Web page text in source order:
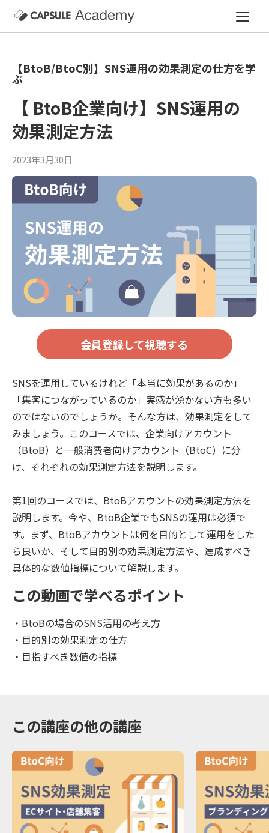
【BtoB/BtoC別】SNS運用の効果測定の仕方を学
ぶ
【 BtoB企業向け】SNS運用の
効果測定方法
2023年3月30日
会員登録して視聴する
SNSを運用しているけれど「本当に効果があるのか」
「集客につながっているのか」実感が湧かない方も多い
のではないのでしょうか。そんな方は、効果測定をして
みましょう。このコースでは、企業向けアカウント
（BtoB）と一般消費者向けアカウント（BtoC）に分
け、それぞれの効果測定方法を説明します。
第1回のコースでは、BtoBアカウントの効果測定方法を
説明します。今や、BtoB企業でもSNSの運用は必須で
す。まず、BtoBアカウントは何を目的として運用をした
ら良いか、そして目的別の効果測定方法や、達成すべき
具体的な数値指標について解説します。
この動画で学べるポイント
・BtoBの場合のSNS活用の考え方
・目的別の効果測定の仕方
・目指すべき数値の指標
この講座の他の講座